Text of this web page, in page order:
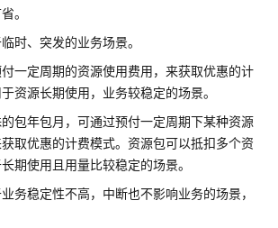
。
时、突发的业务场景。
一定周期的资源使用费用，来获取优惠的计
资源长期使用，业务较稳定的场景。
包年包月，可通过预付一定周期下某种资源
取优惠的计费模式。资源包可以抵扣多个资
期使用且用量比较稳定的场景。
务稳定性不高，中断也不影响业务的场景，